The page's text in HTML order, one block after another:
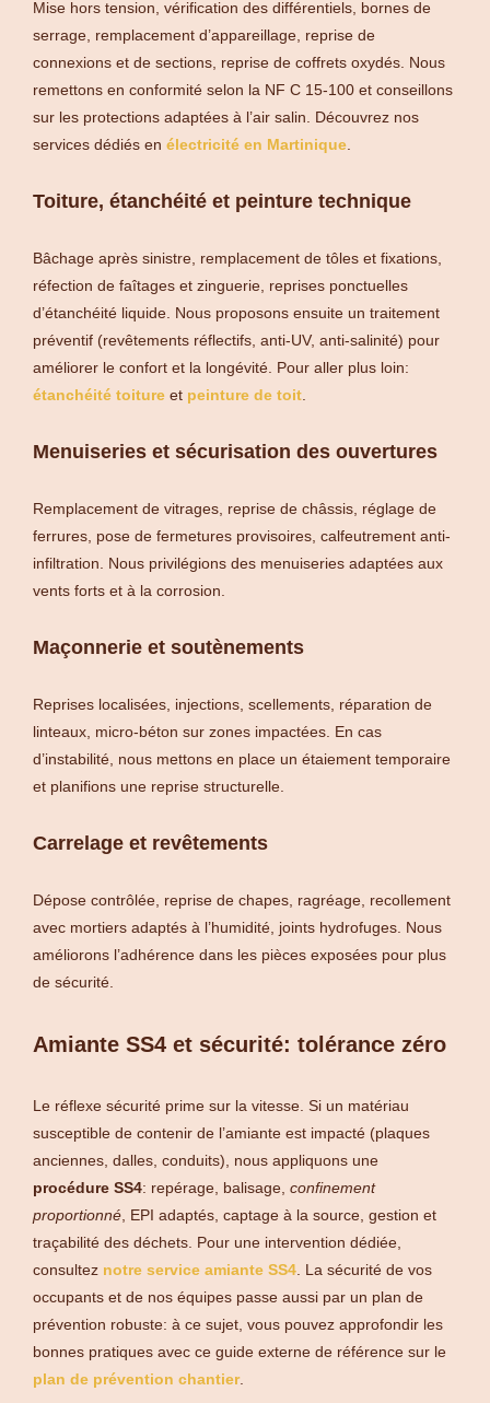
Mise hors tension, vérification des différentiels, bornes de
serrage, remplacement d’appareillage, reprise de
connexions et de sections, reprise de coffrets oxydés. Nous
remettons en conformité selon la NF C 15-100 et conseillons
sur les protections adaptées à l’air salin. Découvrez nos
services dédiés en électricité en Martinique
Toiture, étanchéité et peinture technique
Bâchage après sinistre, remplacement de tôles et fixations,
réfection de faîtages et zinguerie, reprises ponctuelles
d’étanchéité liquide. Nous proposons ensuite un traitement
préventif (revêtements réflectifs, anti-UV, anti-salinité) pour
améliorer le confort et la longévité. Pour aller plus loin:
étanchéité toiture et peinture de toit
Menuiseries et sécurisation des ouvertures
Remplacement de vitrages, reprise de châssis, réglage de
ferrures, pose de fermetures provisoires, calfeutrement anti-
infiltration. Nous privilégions des menuiseries adaptées aux
vents forts et à la corrosion.
Maçonnerie et soutènements
Reprises localisées, injections, scellements, réparation de
linteaux, micro-béton sur zones impactées. En cas
d’instabilité, nous mettons en place un étaiement temporaire
et planifions une reprise structurelle.
Carrelage et revêtements
Dépose contrôlée, reprise de chapes, ragréage, recollement
avec mortiers adaptés à l’humidité, joints hydrofuges. Nous
améliorons l’adhérence dans les pièces exposées pour plus
de sécurité.
Amiante SS4 et sécurité: tolérance zéro
Le réflexe sécurité prime sur la vitesse. Si un matériau
susceptible de contenir de l’amiante est impacté (plaques
anciennes, dalles, conduits), nous appliquons une
procédure SS4: repérage, balisage, confinement
proportionné , EPI adaptés, captage à la source, gestion et
traçabilité des déchets. Pour une intervention dédiée,
consultez notre service amiante SS4 . La sécurité de vos
occupants et de nos équipes passe aussi par un plan de
prévention robuste: à ce sujet, vous pouvez approfondir les
bonnes pratiques avec ce guide externe de référence sur le
plan de prévention chantier.